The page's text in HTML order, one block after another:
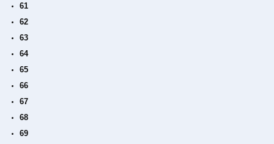
61
62
63
64
65
66
67
68
69